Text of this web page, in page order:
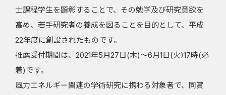
入会案内
会員ページ
士課程学生を顕彰することで、その勉学及び研究意欲を
高め、若手研究者の養成を図ることを目的として、平成
22年度に創設されたものです。
推薦受付期間は、2021年5月27日(木)～6月1日(火)17時(必
着)です。
風力エネルギー関連の学術研究に携わる対象者で、同賞